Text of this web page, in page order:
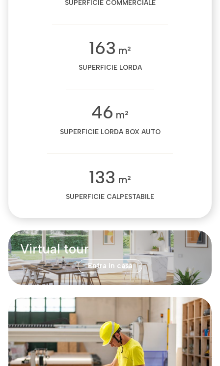
SUPERFICIE COMMERCIALE
163 m²
SUPERFICIE LORDA
46 m²
SUPERFICIE LORDA BOX AUTO
133 m²
SUPERFICIE CALPESTABILE
Virtual tour
Entra in casa